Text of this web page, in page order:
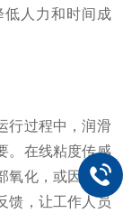
低人力和时间成
行过程中，润滑
。在线粘度传感
氧化，或因杂质
馈，让工作人员